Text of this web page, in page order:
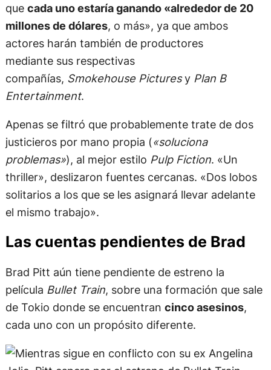
que cada uno estaría ganando «alrededor de 20
millones de dólares, o más», ya que ambos
actores harán también de productores
mediante sus respectivas
compañías, Smokehouse Picturesy Plan B
Entertainment.
Apenas se filtró que probablemente trate de dos
justicieros por mano propia («soluciona
problemas»), al mejor estilo Pulp Fiction. «Un
thriller», deslizaron fuentes cercanas. «Dos lobos
solitarios a los que se les asignará llevar adelante
el mismo trabajo».
Las cuentas pendientes de Brad
Brad Pitt aún tiene pendiente de estreno la
película Bullet Train, sobre una formación que sale
de Tokio donde se encuentran cinco asesinos,
cada uno con un propósito diferente.